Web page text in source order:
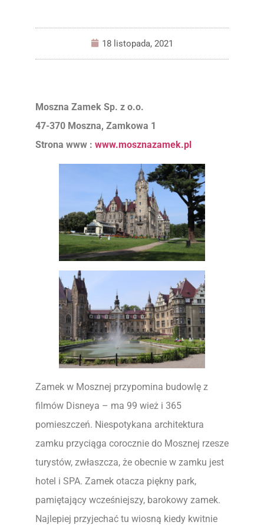
18 listopada, 2021
Moszna Zamek Sp. z o.o.
47-370 Moszna, Zamkowa 1
Strona www : www.mosznazamek.pl
Zamek w Mosznej przypomina budowlę z
filmów Disneya – ma 99 wież i 365
pomieszczeń. Niespotykana architektura
zamku przyciąga corocznie do Mosznej rzesze
turystów, zwłaszcza, że obecnie w zamku jest
hotel i SPA. Zamek otacza piękny park,
pamiętający wcześniejszy, barokowy zamek.
Najlepiej przyjechać tu wiosną kiedy kwitnie